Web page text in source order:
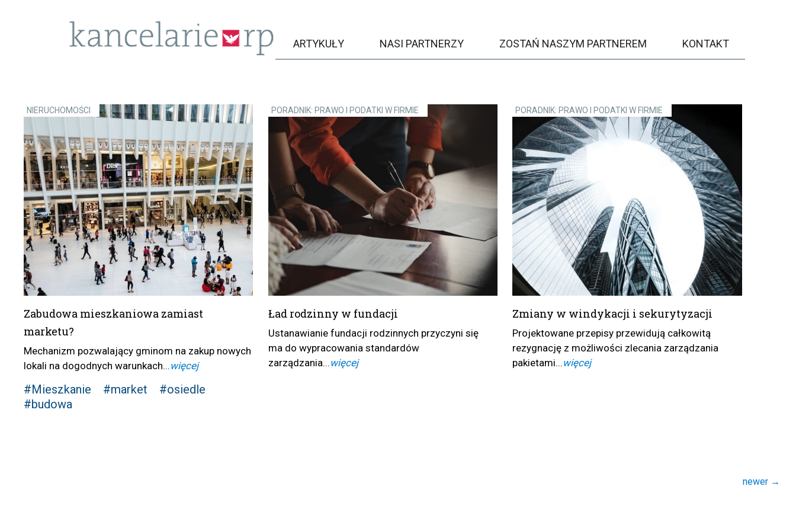
ARTYKUŁY NASI PARTNERZY ZOSTAŃ NASZYM PARTNEREM KONTAKT
NIERUCHOMOŚCI
Zabudowa mieszkaniowa zamiast
marketu?
Mechanizm pozwalający gminom na zakup nowych
lokali na dogodnych warunkach... więcej
#Mieszkanie #market
#osiedle
#budowa
PORADNIK: PRAWO I PODATKI W FIRMIE
Ład rodzinny w fundacji
Ustanawianie fundacji rodzinnych przyczyni się
ma do wypracowania standardów
zarządzania...więcej
PORADNIK: PRAWO I PODATKI W FIRMIE
Zmiany w windykacji i sekurytyzacji
Projektowane przepisy przewidują całkowitą
rezygnację z możliwości zlecania zarządzania
pakietami...więcej
newer →